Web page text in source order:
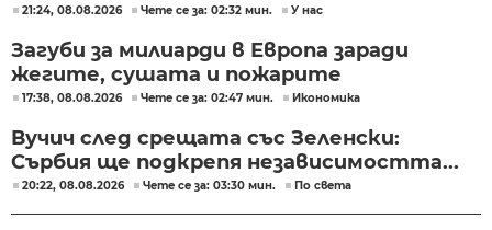
21:24, 08.08.2026 Чете се за: 02:32 мин. У нас
Загуби за милиарди в Европа заради
жегите, сушата и пожарите
17:38, 08.08.2026 Чете се за: 02:47 мин. Икономика
Вучич след срещата със Зеленски:
Сърбия ще подкрепя независимостта...
20:22, 08.08.2026 Чете се за: 03:30 мин. По света